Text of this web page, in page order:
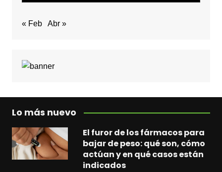
« Feb Abr »
Lo más nuevo
El furor de los fármacos para
bajar de peso: qué son, cómo
actúan y en qué casos están
indicados